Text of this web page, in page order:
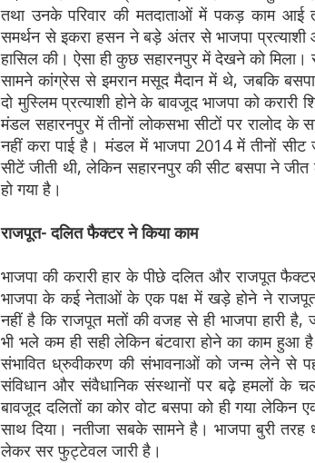
तथा उनके परिवार की मतदाताओं में पकड़ काम आई
समर्थन से इकरा हसन ने बड़े अंतर से भाजपा प्रत्याशी
हासिल की। ऐसा ही कुछ सहारनपुर में देखने को मिला।
सामने कांग्रेस से इमरान मसूद मैदान में थे, जबकि
दो मुस्लिम प्रत्याशी होने के बावजूद भाजपा को
मंडल सहारनपुर में तीनों लोकसभा सीटों पर रालोद के
नहीं करा पाई है। मंडल में भाजपा 2014 में तीनों
सीटें जीती थी, लेकिन सहारनपुर की सीट बसपा ने
हो गया है।
राजपूत- दलित फैक्टर ने किया काम
भाजपा की करारी हार के पीछे दलित और राजपूत
भाजपा के कई नेताओं के एक पक्ष में खड़े होने ने
नहीं है कि राजपूत मतों की वजह से ही भाजपा हारी है,
भी भले कम ही सही लेकिन बंटवारा होने का काम
संभावित ध्रुवीकरण की संभावनाओं को जन्म लेने से
संविधान और संवैधानिक संस्थानों पर बढ़े हमलों के
बावजूद दलितों का कोर वोट बसपा को ही गया
साथ दिया। नतीजा सबके सामने है। भाजपा बुरी तरह
लेकर सर फुट्टेवल जारी है।